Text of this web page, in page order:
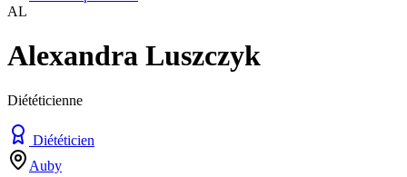
AL
Alexandra Luszczyk
Diététicienne
Diététicien
Auby